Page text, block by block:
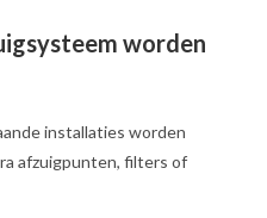
worden
installaties worden
afzuigpunten, filters of